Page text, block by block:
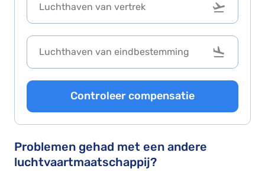
Controleer compensatie
Problemen gehad met een andere
luchtvaartmaatschappij?